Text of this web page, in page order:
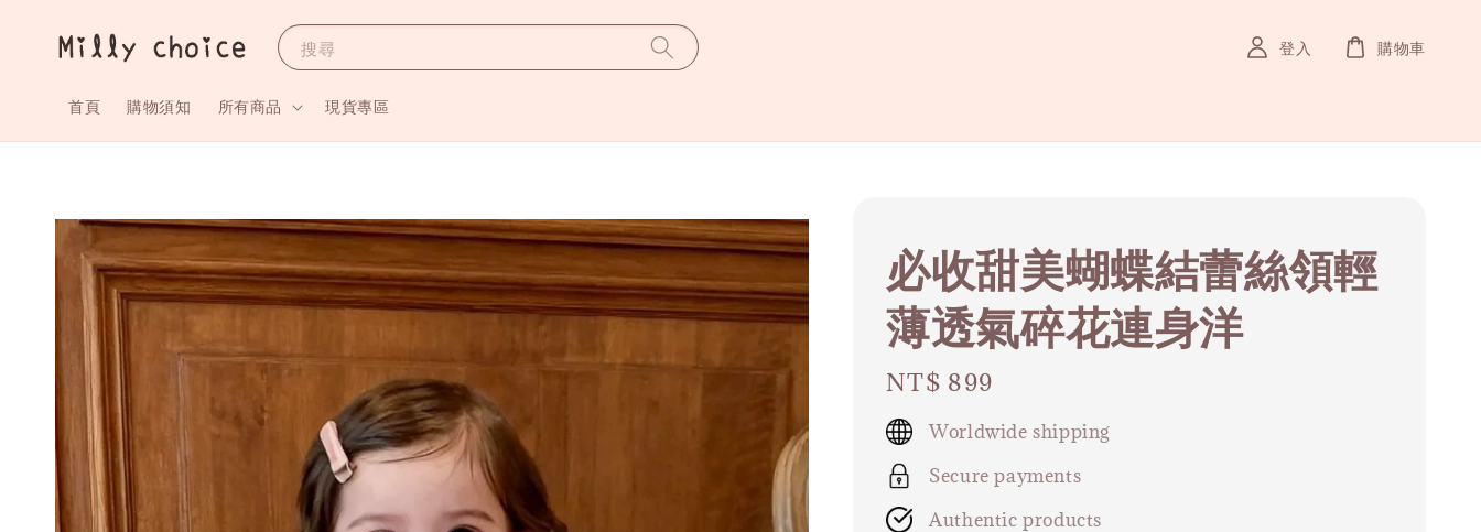
搜尋
首頁 購物須知 所有商品 現貨專區
登入 購物車
必收甜美蝴蝶結蕾絲領輕
薄透氣碎花連身洋
Regular
price
NT$ 899
Worldwide shipping
Secure payments
Authentic products